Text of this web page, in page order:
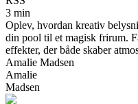
3 min
Oplev, hvordan kreativ
din pool til et magisk frirum.
effekter, der både skaber
Amalie Madsen
Amalie
Madsen